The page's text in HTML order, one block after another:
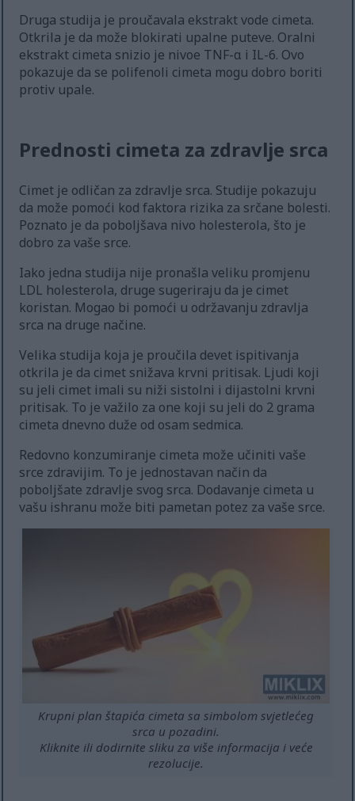
Druga studija je proučavala ekstrakt vode cimeta.
Otkrila je da može blokirati upalne puteve. Oralni
ekstrakt cimeta snizio je nivoe TNF-α i IL-6. Ovo
pokazuje da se polifenoli cimeta mogu dobro boriti
protiv upale.
Prednosti cimeta za zdravlje srca
Cimet je odličan za zdravlje srca. Studije pokazuju
da može pomoći kod faktora rizika za srčane bolesti.
Poznato je da poboljšava nivo holesterola, što je
dobro za vaše srce.
Iako jedna studija nije pronašla veliku promjenu
LDL holesterola, druge sugeriraju da je cimet
koristan. Mogao bi pomoći u održavanju zdravlja
srca na druge načine.
Velika studija koja je proučila devet ispitivanja
otkrila je da cimet snižava krvni pritisak. Ljudi koji
su jeli cimet imali su niži sistolni i dijastolni krvni
pritisak. To je važilo za one koji su jeli do 2 grama
cimeta dnevno duže od osam sedmica.
Redovno konzumiranje cimeta može učiniti vaše
srce zdravijim. To je jednostavan način da
poboljšate zdravlje svog srca. Dodavanje cimeta u
vašu ishranu može biti pametan potez za vaše srce.
Krupni plan štapića cimeta sa simbolom svjetlećeg
srca u pozadini.
Kliknite ili dodirnite sliku za više informacija i veće
rezolucije.